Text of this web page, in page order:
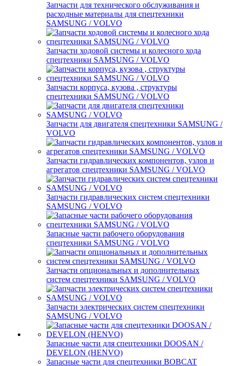
Запчасти для технического обслуживания и
расходные материалы для спецтехники
SAMSUNG / VOLVO
Запчасти ходовой системы и колесного хода
спецтехники SAMSUNG / VOLVO
Запчасти корпуса, кузова , структуры
спецтехники SAMSUNG / VOLVO
Запчасти для двигателя спецтехники SAMSUNG /
VOLVO
Запчасти гидравлических компонентов, узлов и
агрегатов спецтехники SAMSUNG / VOLVO
Запчасти гидравлических систем спецтехники
SAMSUNG / VOLVO
Запасные части рабочего оборудования
спецтехники SAMSUNG / VOLVO
Запчасти опциональных и дополнительных
систем спецтехники SAMSUNG / VOLVO
Запчасти электрических систем спецтехники
SAMSUNG / VOLVO
Запасные части для спецтехники DOOSAN /
DEVELON (HENVO)
Запасные части для спецтехники BOBCAT